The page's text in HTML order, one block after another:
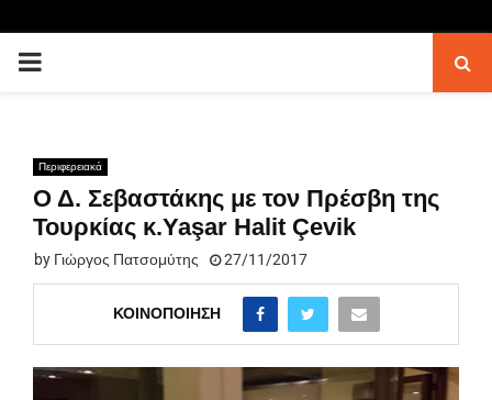
PRIMARY
Περιφερειακά
Ο Δ. Σεβαστάκης με τον Πρέσβη της
Τουρκίας κ.Yaşar Halit Çevik
by Γιώργος Πατσομύτης 27/11/2017
ΚΟΙΝΟΠΟΊΗΣΗ